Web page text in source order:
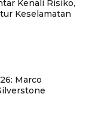
Kenali Risiko,
Keselamatan
Marco